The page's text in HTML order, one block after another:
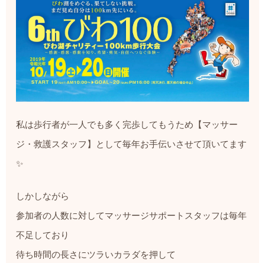
私は歩行者が一人でも多く完歩してもうため【マッサー
ジ・救護スタッフ】として毎年お手伝いさせて頂いてます
✨
しかしながら
参加者の人数に対してマッサージサポートスタッフは毎年
不足しており
待ち時間の長さにツラいカラダを押して